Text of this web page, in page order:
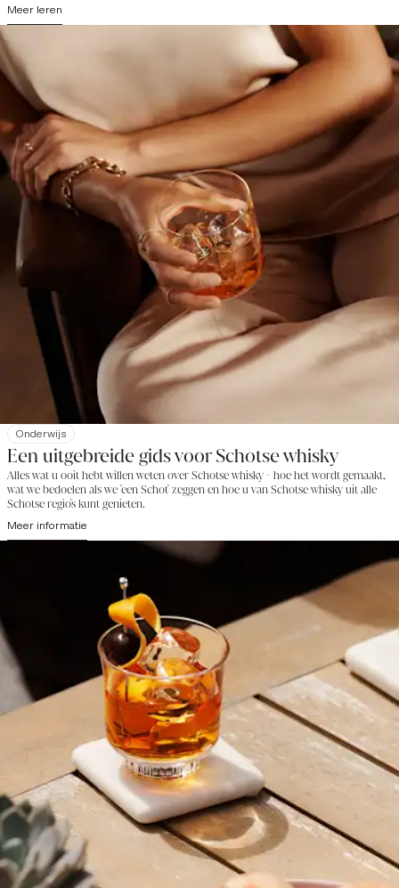
Meer leren
Onderwijs
Een uitgebreide gids voor Schotse whisky
Alles wat u ooit hebt willen weten over Schotse whisky - hoe het wordt gemaakt,
wat we bedoelen als we 'een Schot' zeggen en hoe u van Schotse whisky uit alle
Schotse regio's kunt genieten.
Meer informatie